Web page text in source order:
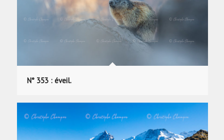
N° 353 : éveil.